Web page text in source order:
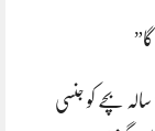
جہلم پولیس کی کارروائی،10 سالہ بچے کو جنسی